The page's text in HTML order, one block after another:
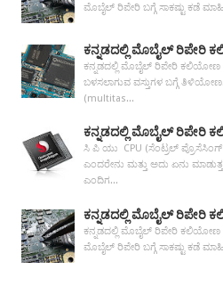
ಮೊಬೈಲ್ ರಿಪೇರಿ ಬಗ್ಗೆ ಸಾಕಷ್ಟು ಕಡೆ
ಕನ್ನಡದಲ್ಲಿ ಮೊಬೈಲ್ ರಿಪೇರಿ
ಕನ್ನಡದಲ್ಲಿ ಮೊಬೈಲ್ ರಿಪೇರಿ
ಬಳಸಲಾಗುವ ವಸ್ತುಗಳ ಬಗ್ಗೆ
(multitas...
ಕನ್ನಡದಲ್ಲಿ ಮೊಬೈಲ್ ರಿಪೇರಿ
ಸಿ ಪಿ ಯು CPU (ಸೆಂಟ್ರಲ್
ಎಂದರೇನು ಮತ್ತು ಅದು ಏನು
ಎಂದಿಗ...
ಕನ್ನಡದಲ್ಲಿ ಮೊಬೈಲ್ ರಿಪೇರಿ
ಕನ್ನಡದಲ್ಲಿ ಮೊಬೈಲ್ ರಿಪೇರಿ
ಮೊಬೈಲ್ ರಿಪೇರಿ ಬಗ್ಗೆ ಸಾಕಷ್ಟು ಕಡೆ